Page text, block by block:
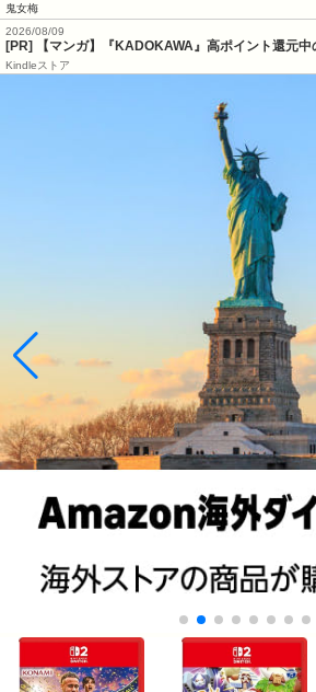
鬼女梅
2026/08/09
[PR] 【マンガ】『KADOKAWA』高ポイント還元中
Kindleストア